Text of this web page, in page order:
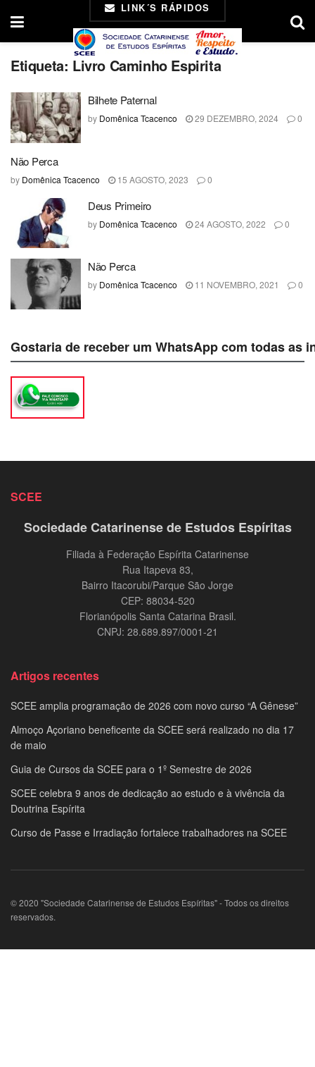
LINK´S RÁPIDOS
Etiqueta: Livro Caminho Espirita
Bilhete Paternal
by Domênica Tcacenco 29 DEZEMBRO, 2024 0
Não Perca
by Domênica Tcacenco 15 AGOSTO, 2023 0
Deus Primeiro
by Domênica Tcacenco 24 AGOSTO, 2022 0
Não Perca
by Domênica Tcacenco 11 NOVEMBRO, 2021 0
Gostaria de receber um WhatsApp com todas
SCEE
Sociedade Catarinense de Estudos Espíritas
Filiada à Federação Espírita Catarinense
Rua Itapeva 83,
Bairro Itacorubi/Parque São Jorge
CEP: 88034-520
Florianópolis Santa Catarina Brasil.
CNPJ: 28.689.897/0001-21
Artigos recentes
SCEE amplia programação de 2026 com novo curso “A Gênese”
Almoço Açoriano beneficente da SCEE será realizado no dia 17
de maio
Guia de Cursos da SCEE para o 1º Semestre de 2026
SCEE celebra 9 anos de dedicação ao estudo e à vivência da
Doutrina Espírita
Curso de Passe e Irradiação fortalece trabalhadores na SCEE
© 2020 "Sociedade Catarinense de Estudos Espíritas" - Todos os direitos
reservados.